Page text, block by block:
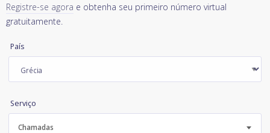
Registre-se agora e obtenha seu primeiro número virtual
gratuitamente.
País
Serviço
Chamadas